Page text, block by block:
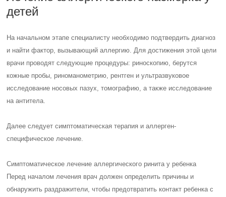
детей
На начальном этапе специалисту необходимо подтвердить диагноз
и найти фактор, вызывающий аллергию. Для достижения этой цели
врачи проводят следующие процедуры: риноскопию, берутся
кожные пробы, риноманометрию, рентген и ультразвуковое
исследование носовых пазух, томографию, а также исследование
на антитела.
Далее следует симптоматическая терапия и аллерген-
специфическое лечение.
Симптоматическое лечение аллергического ринита у ребенка
Перед началом лечения врач должен определить причины и
обнаружить раздражители, чтобы предотвратить контакт ребенка с